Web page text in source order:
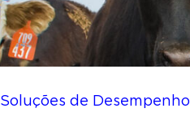
Soluções de Desempenho